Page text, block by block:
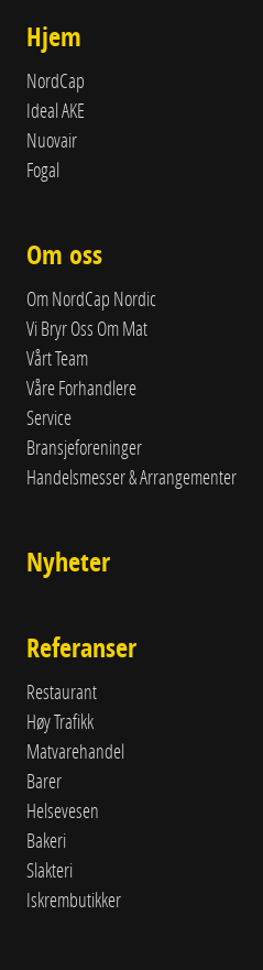
Hjem
NordCap
Ideal AKE
Nuovair
Fogal
Om oss
Om NordCap Nordic
Vi Bryr Oss Om Mat
Vårt Team
Våre Forhandlere
Service
Bransjeforeninger
Handelsmesser & Arrangementer
Nyheter
Referanser
Restaurant
Høy Trafikk
Matvarehandel
Barer
Helsevesen
Bakeri
Slakteri
Iskrembutikker